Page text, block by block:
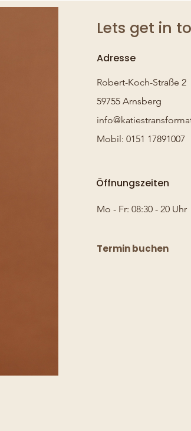
Lets get in
Adresse
Robert-Koch-Straße 2
59755 Arnsberg
Mobil: 0151 17891007
Öffnungszeiten
Mo - Fr: 08:30 - 20 Uhr
Termin buchen